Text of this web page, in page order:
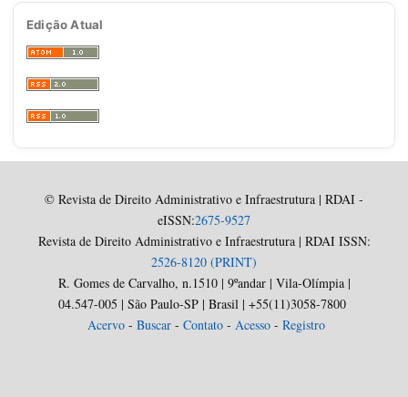
Edição Atual
© Revista de Direito Administrativo e Infraestrutura | RDAI -
eISSN:2675-9527
Revista de Direito Administrativo e Infraestrutura | RDAI ISSN:
2526-8120 (PRINT)
R. Gomes de Carvalho, n.1510 | 9ºandar | Vila-Olímpia |
04.547-005 | São Paulo-SP | Brasil | +55(11)3058-7800
Acervo - Buscar - Contato - Acesso - Registro